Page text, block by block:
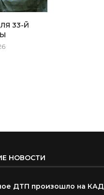
33-Й
НОВОСТИ
ДТП произошло на КАД